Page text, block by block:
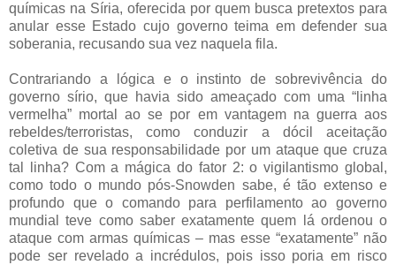
químicas na Síria, oferecida por quem busca pretextos para
anular esse Estado cujo governo teima em defender sua
soberania, recusando sua vez naquela fila.
Contrariando a lógica e o instinto de sobrevivência do
governo sírio, que havia sido ameaçado com uma “linha
vermelha” mortal ao se por em vantagem na guerra aos
rebeldes/terroristas, como conduzir a dócil aceitação
coletiva de sua responsabilidade por um ataque que cruza
tal linha? Com a mágica do fator 2: o vigilantismo global,
como todo o mundo pós-Snowden sabe, é tão extenso e
profundo que o comando para perfilamento ao governo
mundial teve como saber exatamente quem lá ordenou o
ataque com armas químicas – mas esse “exatamente” não
pode ser revelado a incrédulos, pois isso poria em risco